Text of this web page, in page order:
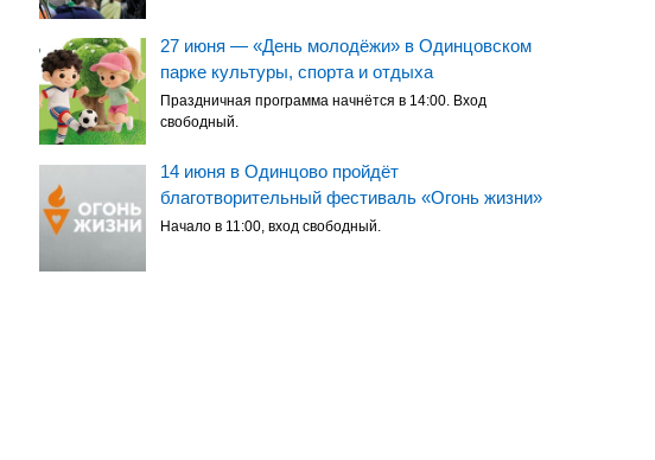
27 июня — «День молодёжи» в Одинцовском
парке культуры, спорта и отдыха
Праздничная программа начнётся в 14:00. Вход
свободный.
14 июня в Одинцово пройдёт
благотворительный фестиваль «Огонь жизни»
Начало в 11:00, вход свободный.